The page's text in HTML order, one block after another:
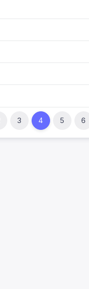
3 4 5 6